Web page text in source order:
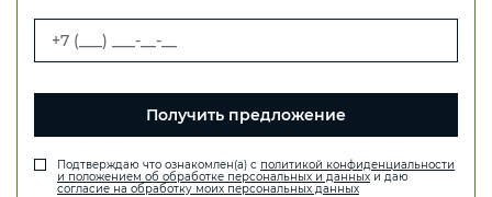
Получить предложение
Подтверждаю что ознакомлен(а) с политикой конфиденциальности
и положением об обработке персональных и данных и даю
согласие на обработку моих персональных данных